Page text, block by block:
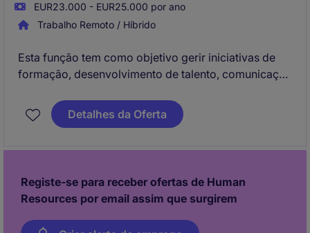
EUR23.000 - EUR25.000 por ano
Trabalho Remoto / Híbrido
Esta função tem como objetivo gerir iniciativas de
formação, desenvolvimento de talento, comunicação
dos colaboradores e o fortalecimento da cultura
organizacional. Participar de forma transversal com
multinacional de referência.
Detalhes da Oferta
Registe-se para receber ofertas de Human
Resources por email assim que surgirem